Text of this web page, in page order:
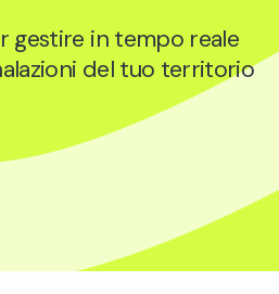
gestire in tempo reale
del tuo territorio